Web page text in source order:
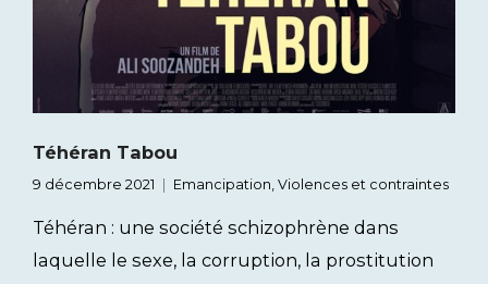
Téhéran Tabou
9 décembre 2021 Emancipation, Violences et contraintes
Téhéran : une société schizophrène dans
laquelle le sexe, la corruption, la prostitution